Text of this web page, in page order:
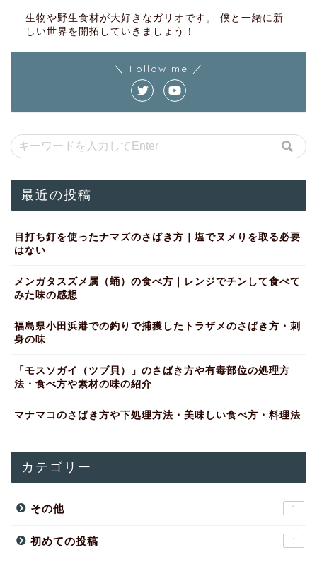
生物や野生食材が大好きなガリオです。 僕と一緒に新
しい世界を開拓していきましょう！
＼ Follow me ／
最近の投稿
目打ち釘を使ったナマズのさばき方｜塩でヌメりを取る必要
はない
メンガタスズメ属（蛹）の食べ方｜レンジでチンして食べて
みた味の感想
福島県小田浜港での釣りで捕獲したトラザメのさばき方・刺
身の味
「モスソガイ（ツブ貝）」のさばき方や有毒部位の処理方
法・食べ方や素材の味の紹介
マナマコのさばき方や下処理方法・美味しい食べ方・料理法
カテゴリー
その他 1
初めての投稿 1